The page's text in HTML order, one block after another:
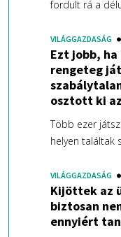
fordult rá a
VILÁGGAZDASÁG
Ezt jobb,
rengeteg
osztott ki az
Több ezer
helyen találtak
VILÁGGAZDASÁG
Kijöttek az
biztosan
ennyiért